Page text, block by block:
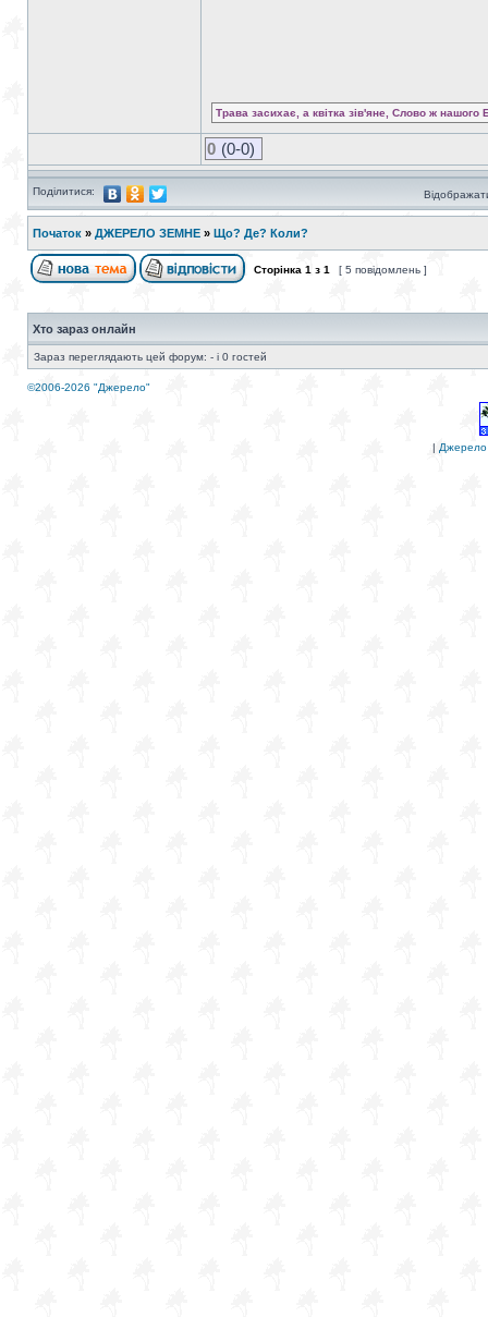
Трава засихає, а квітка зів'яне, Слово ж нашого
0 (0-0)
Поділитися:
Початок » ДЖЕРЕЛО ЗЕМНЕ » Що? Де? Коли?
Сторінка 1 з 1 [ 5 повідомлень ]
Хто зараз онлайн
Зараз переглядають цей форум: - і 0 гостей
©2006-2026 "Джерело"
| Джерело